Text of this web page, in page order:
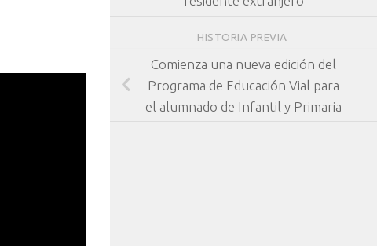
HISTORIA PREVIA
Comienza una nueva edición del
Programa de Educación Vial para
el alumnado de Infantil y Primaria